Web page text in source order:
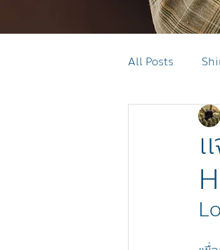
All Posts
MOMOREI
POKÉMON